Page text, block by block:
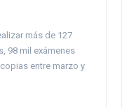
más de 127
98 mil exámenes
entre marzo y